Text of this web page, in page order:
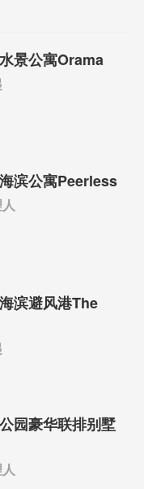
景公寓Orama
滨公寓Peerless
滨避风港The
园豪华联排别墅